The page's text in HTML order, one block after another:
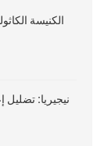
الكنيسة
نيجيريا: